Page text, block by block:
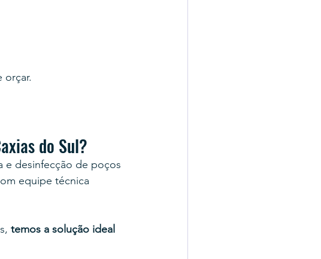
orçar.
do Sul?
e desinfecção de poços
equipe técnica
temos a solução ideal